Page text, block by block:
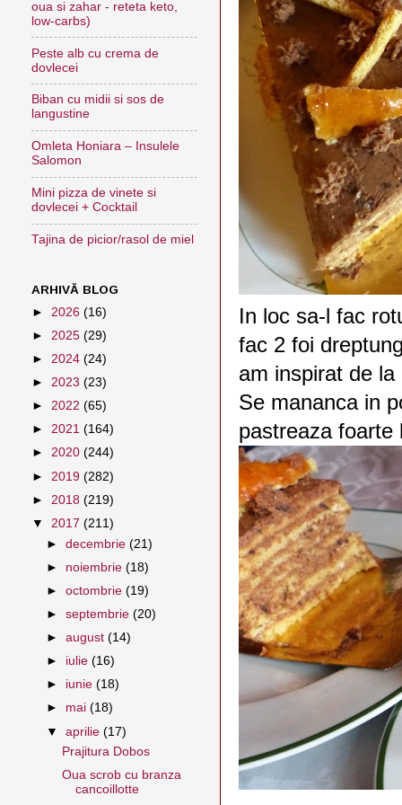
In loc sa-l fac
fac 2 foi
am inspirat de
Se mananca in
pastreaza foarte
oua si zahar - reteta keto,
low-carbs)
Peste alb cu crema de
dovlecei
Biban cu midii si sos de
langustine
Omleta Honiara – Insulele
Salomon
Mini pizza de vinete si
dovlecei + Cocktail
Tajina de picior/rasol de miel
ARHIVĂ BLOG
► 2026 (16)
► 2025 (29)
► 2024 (24)
► 2023 (23)
► 2022 (65)
► 2021 (164)
► 2020 (244)
► 2019 (282)
► 2018 (219)
▼ 2017 (211)
►decembrie(21)
► noiembrie(18)
►octombrie(19)
►septembrie(20)
►august(14)
► iulie(16)
► iunie(18)
► mai(18)
▼aprilie(17)
Prajitura Dobos
Oua scrob cu branza
cancoillotte